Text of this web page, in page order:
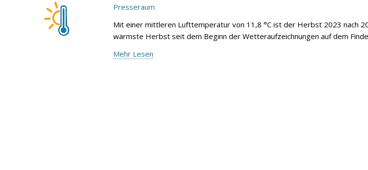
Presseraum
Mit einer mittleren Lufttemperatur von 11,8 °C ist der Herbst 2023 nach
wärmste Herbst seit dem Beginn der Wetteraufzeichnungen auf dem
Mehr Lesen